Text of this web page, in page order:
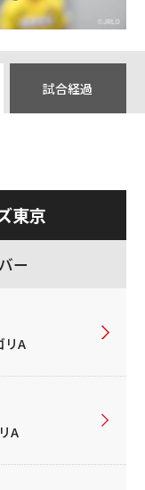
試合経過
東京
ー
リA
A